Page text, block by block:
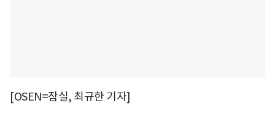
[OSEN=잠실, 최규한 기자]